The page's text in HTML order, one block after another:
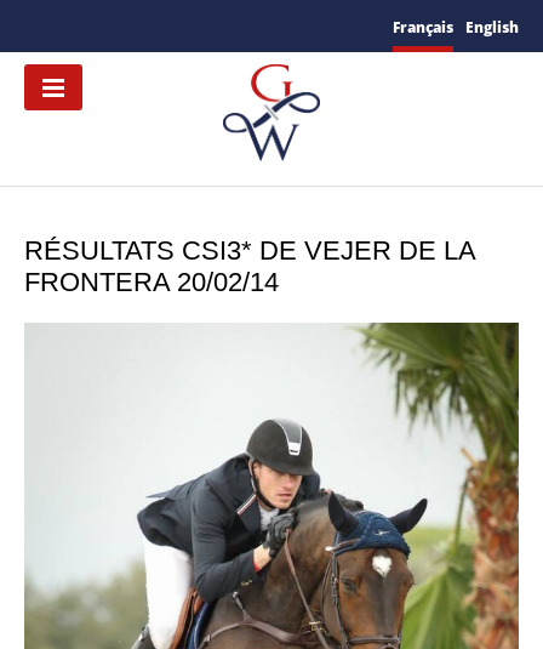
Français English
RÉSULTATS CSI3* DE VEJER DE LA
FRONTERA 20/02/14